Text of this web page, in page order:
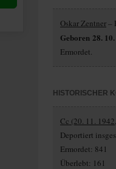
Oskar Zentner–
Geboren 28.
Ermordet.
HISTORISCHER
Cc (20. 11.
Deportiert
Ermordet: 841
Überlebt: 161